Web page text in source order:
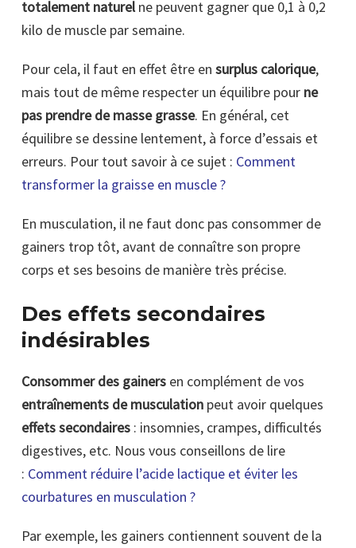
totalement naturelne peuvent gagner que 0,1 à 0,2
kilo de muscle par semaine.
Pour cela, il faut en effet être en surplus calorique,
mais tout de même respecter un équilibre pour ne
pas prendre de masse grasse. En général, cet
équilibre se dessine lentement, à force d’essais et
erreurs. Pour tout savoir à ce sujet : Comment
transformer la graisse en muscle ?
En musculation, il ne faut donc pas consommer de
gainers trop tôt, avant de connaître son propre
corps et ses besoins de manière très précise.
Des effets secondaires
indésirables
Consommer des gainers en complément de vos
entraînements de musculation peut avoir quelques
effets secondaires : insomnies, crampes, difficultés
digestives, etc. Nous vous conseillons de lire
: Comment réduire l’acide lactique et éviter les
courbatures en musculation ?
Par exemple, les gainers contiennent souvent de la